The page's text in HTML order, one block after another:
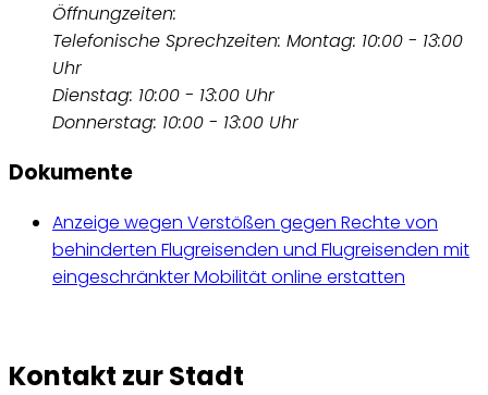
Öffnungzeiten:
Telefonische Sprechzeiten: Montag: 10:00 - 13:00
Uhr
Dienstag: 10:00 - 13:00 Uhr
Donnerstag: 10:00 - 13:00 Uhr
Dokumente
Anzeige wegen Verstößen gegen Rechte von
behinderten Flugreisenden und Flugreisenden mit
eingeschränkter Mobilität online erstatten
Kontakt zur Stadt